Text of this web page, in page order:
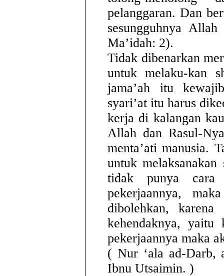
pelanggaran. Dan
sesungguhnya
Ma’idah: 2).
Tidak dibenarkan
untuk melaku-kan
jama’ah itu
syari’at itu harus
kerja di kalangan
Allah dan Rasul-
menta’ati manusia.
untuk melaksanakan
tidak punya
pekerjaannya,
dibolehkan,
kehendaknya, yaitu
pekerjaannya maka
( Nur ‘ala ad-Darb,
Ibnu Utsaimin. )